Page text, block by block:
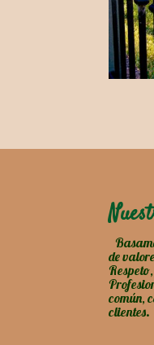
de
común,
clientes.